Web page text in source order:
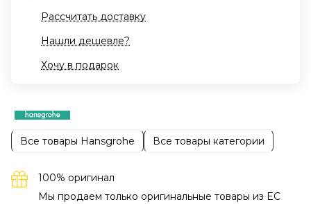
Рассчитать доставку
Нашли дешевле?
Хочу в подарок
Все товары Hansgrohe Все товары категории
100% оригинал
Мы продаем только оригинальные товары из EC